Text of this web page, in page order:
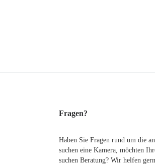
Fragen?
Haben Sie Fragen rund um die
suchen eine Kamera, möchten
suchen Beratung? Wir helfen